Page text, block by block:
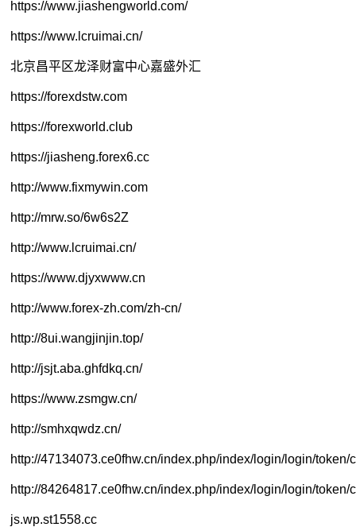
https://www.jiashengworld.com/
https://www.lcruimai.cn/
北京昌平区龙泽财富中心嘉盛外汇
https://forexdstw.com
https://forexworld.club
https://jiasheng.forex6.cc
http://www.fixmywin.com
http://mrw.so/6w6s2Z
http://www.lcruimai.cn/
https://www.djyxwww.cn
http://www.forex-zh.com/zh-cn/
http://8ui.wangjinjin.top/
http://jsjt.aba.ghfdkq.cn/
https://www.zsmgw.cn/
http://smhxqwdz.cn/
http://47134073.ce0fhw.cn/index.php/index/login/login/
http://84264817.ce0fhw.cn/index.php/index/login/login/
js.wp.st1558.cc